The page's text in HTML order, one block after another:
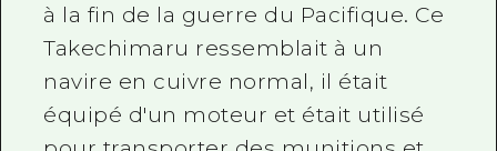
à la fin de la guerre du Pacifique. Ce
Takechimaru ressemblait à un
navire en cuivre normal, il était
équipé d'un moteur et était utilisé